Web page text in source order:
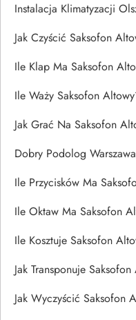
Instalacja Klimatyzacji
Jak Czyścić Saksofon
Ile Klap Ma Saksofon
Ile Waży Saksofon
Jak Grać Na Saksofon
Dobry Podolog Warszawa
Ile Przycisków Ma
Ile Oktaw Ma Saksofon
Ile Kosztuje Saksofon
Jak Transponuje
Jak Wyczyścić Saksofon